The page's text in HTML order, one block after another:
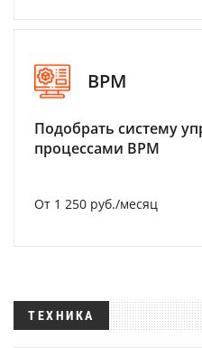
BPM
Подобрать систему
процессами BPM
От 1 250 руб./месяц
ТЕХНИКА